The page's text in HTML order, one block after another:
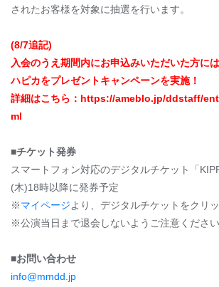
されたお客様を対象に抽選を行います。
(8/7追記)
入会のうえ期間内にお申込みいただいた方に
ハピカをプレゼントキャンペーンを実施！
詳細はこちら： https://ameblo.jp/ddstaff/
ml
■チケット発券
スマートフォン対応のデジタルチケット「
(木)18時以降に発券予定
※マイページより、デジタルチケットをクリ
※公演当日まで退会しないようご注意ください
■お問い合わせ
info@mmdd.jp